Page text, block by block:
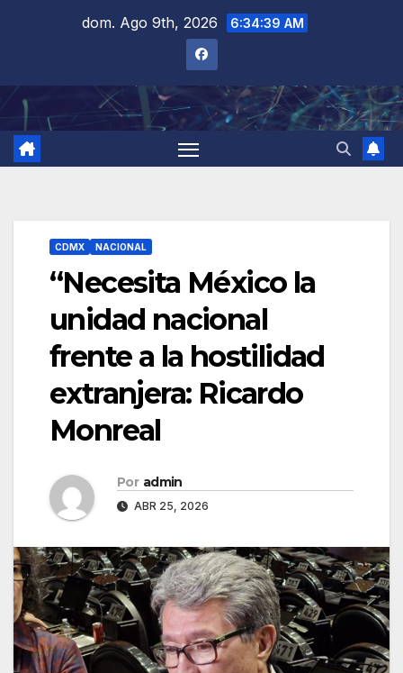
dom. Ago 9th, 2026 6:34:40 AM
CDMX NACIONAL
“Necesita México la
unidad nacional
frente a la hostilidad
extranjera: Ricardo
Monreal
Por admin
ABR 25, 2026